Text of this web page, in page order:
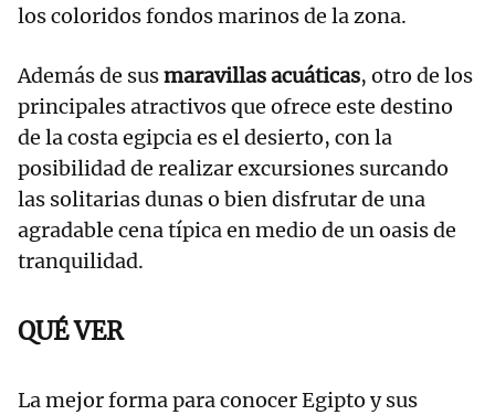
los coloridos fondos marinos de la zona.
Además de susmaravillas acuáticas, otro de los
principales atractivos que ofrece este destino
de la costa egipcia es el desierto, con la
posibilidad de realizar excursiones surcando
las solitarias dunas o bien disfrutar de una
agradable cena típica en medio de un oasis de
tranquilidad.
QUÉ VER
La mejor forma para conocer Egipto y sus